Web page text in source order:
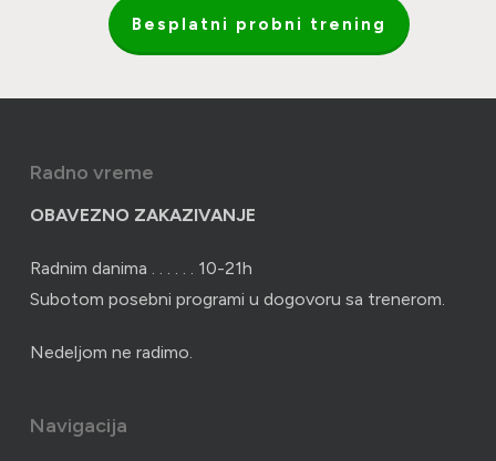
Besplatni probni trening
Radno vreme
OBAVEZNO ZAKAZIVANJE
Radnim danima . . . . . . 10-21h
Subotom posebni programi u dogovoru sa trenerom.
Nedeljom ne radimo.
Navigacija